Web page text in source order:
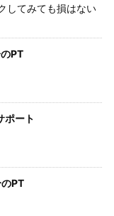
してみても損はない
PT
ポート
PT